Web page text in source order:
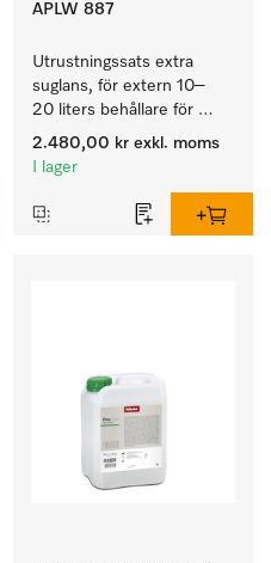
APLW 887
Utrustningssats extra
suglans, för extern 10–
20 liters behållare för
inbyggnad i PLW 8636.
2.480,00 kr exkl. moms
I lager